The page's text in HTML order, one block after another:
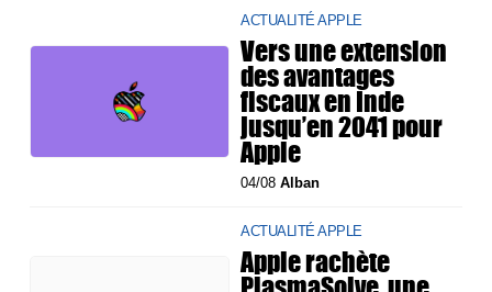
ACTUALITÉ APPLE
Vers une extension
des avantages
fiscaux en Inde
jusqu’en 2041 pour
Apple
04/08Alban
ACTUALITÉ APPLE
Apple rachète